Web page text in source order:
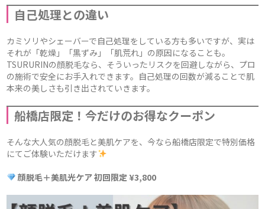
自己処理との違い
カミソリやシェーバーで自己処理をしている方も多いですが、実は
それが「乾燥」「黒ずみ」「肌荒れ」の原因になることも。
TSURURINの顔脱毛なら、そういったリスクを回避しながら、プロ
の施術で安全にお手入れできます。自己処理の回数が減ることで肌
本来の美しさも引き出されていきます。
船橋店限定！今だけのお得なクーポン
そんな大人気の顔脱毛と美肌ケアを、今なら船橋店限定で特別価格
にてご体験いただけます
顔脱毛＋美肌光ケア 初回限定 ¥3,800